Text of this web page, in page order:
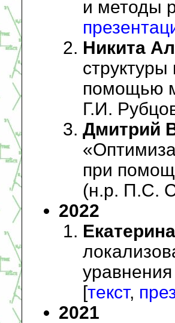
и методы
Никита
помощью
Г.И.
Дмитрий
при
(н.р. П.С.
2022
[текст,
2021